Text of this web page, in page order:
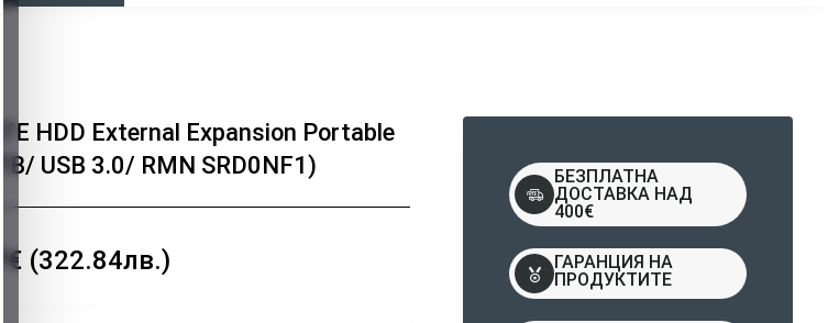
HDD External Expansion Portable
USB 3.0/ RMN SRD0NF1)
(322.84лв.)
БЕЗПЛАТНА
ДОСТАВКА НАД
400€
ГАРАНЦИЯ НА
ПРОДУКТИТЕ